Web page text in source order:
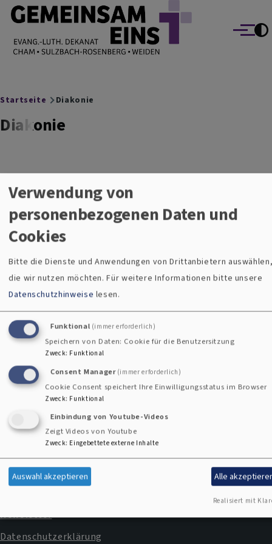
Direkt zum Inhalt
EVANG.-LUTH. DEKANAT GEMEINSAM EINS
Cham Sulzbach-Rosenberg Weiden
Menü
Breadcrumb
Startseite Diakonie
Diakonie
Diakonie
Diakonie
Kontaktformular
Fußbereichsmenü
Impressum
Kontakt
Newsletter
Datenschutzerklärung
Verwendung von
personenbezogenen Daten und
Cookies
Bitte die Dienste und Anwendungen von Drittanbietern
die wir nutzen möchten.Für weitere Informationen bitte unsere
Datenschutzhinweise lesen.
Funktional (immer erforderlich)
Speichern von Daten: Cookie für die Benutzersitzung
Zweck: Funktional
Consent Manager (immer erforderlich)
Cookie Consent speichert Ihre Einwilligungsstatus im Browser
Zweck: Funktional
Einbindung von Youtube-Videos
Zeigt Videos von Youtube
Zweck: Eingebettete externe Inhalte
Auswahl akzeptieren Alle
Realisiert mit